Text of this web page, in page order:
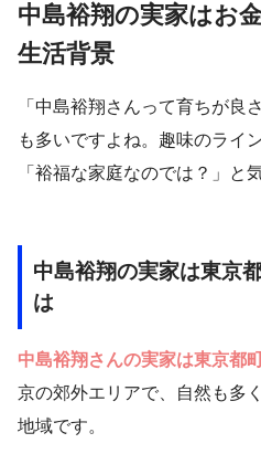
中島裕翔の実家はお
生活背景
「中島裕翔さんって育ちが良
も多いですよね。趣味のライ
「裕福な家庭なのでは？」と
中島裕翔の実家は東京
は
中島裕翔さんの実家は東京都
京の郊外エリアで、自然も多
地域です。